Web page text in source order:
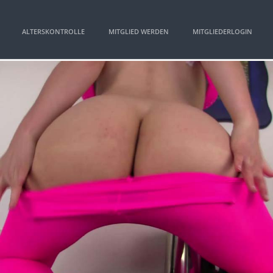
ALTERSKONTROLLE MITGLIED WERDEN MITGLIEDERLOGIN